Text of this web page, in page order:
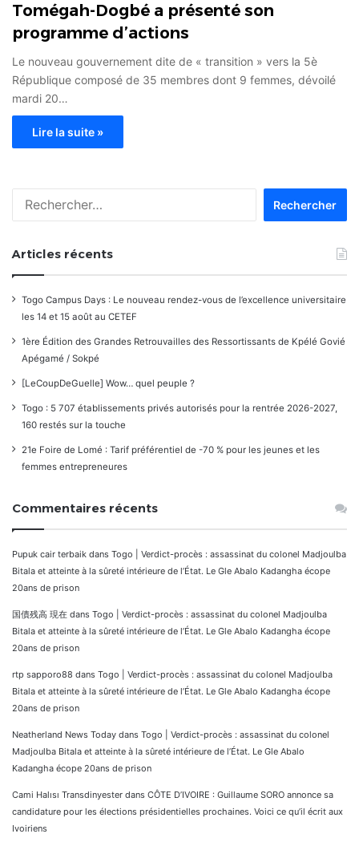
Tomégah-Dogbé a présenté son
programme d’actions
Le nouveau gouvernement dite de « transition » vers la 5è
République composé de 35 membres dont 9 femmes, dévoilé
mardi 20…
Lire la suite »
Articles récents
Togo Campus Days : Le nouveau rendez-vous de l’excellence universitaire
les 14 et 15 août au CETEF
1ère Édition des Grandes Retrouvailles des Ressortissants de Kpélé Govié
Apégamé / Sokpé
[LeCoupDeGuelle] Wow… quel peuple ?
Togo : 5 707 établissements privés autorisés pour la rentrée 2026-2027,
160 restés sur la touche
21e Foire de Lomé : Tarif préférentiel de -70 % pour les jeunes et les
femmes entrepreneures
Commentaires récents
Pupuk cair terbaik dans Togo | Verdict-procès : assassinat du colonel Madjoulba
Bitala et atteinte à la sûreté intérieure de l’État. Le Gle Abalo Kadangha écope
20ans de prison
国債残高 現在 dans Togo | Verdict-procès : assassinat du colonel Madjoulba
Bitala et atteinte à la sûreté intérieure de l’État. Le Gle Abalo Kadangha écope
20ans de prison
rtp sapporo88 dans Togo | Verdict-procès : assassinat du colonel Madjoulba
Bitala et atteinte à la sûreté intérieure de l’État. Le Gle Abalo Kadangha écope
20ans de prison
Neatherland News Today dans Togo | Verdict-procès : assassinat du colonel
Madjoulba Bitala et atteinte à la sûreté intérieure de l’État. Le Gle Abalo
Kadangha écope 20ans de prison
Cami Halısı Transdinyester dans CÔTE D’IVOIRE : Guillaume SORO annonce sa
candidature pour les élections présidentielles prochaines. Voici ce qu’il écrit aux
Ivoiriens